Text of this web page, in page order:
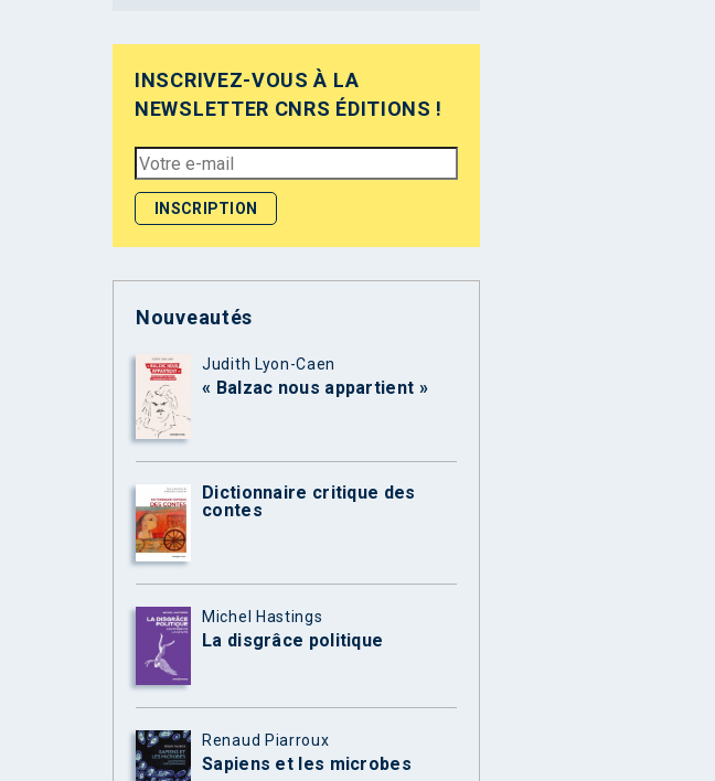
INSCRIVEZ-VOUS À LA
NEWSLETTER CNRS ÉDITIONS !
Nouveautés
Judith Lyon-Caen
« Balzac nous appartient »
Dictionnaire critique des
contes
Michel Hastings
La disgrâce politique
Renaud Piarroux
Sapiens et les microbes